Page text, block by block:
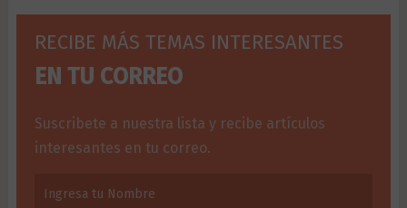
RECIBE MÁS TEMAS INTERESANTES
EN TU CORREO
Suscribete a nuestra lista y recibe artículos
interesantes en tu correo.